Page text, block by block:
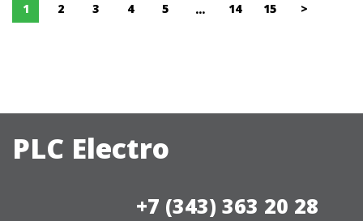
1 2 3 4 5 ... 14 15 >
PLC Electro
+7 (343) 363 20 28